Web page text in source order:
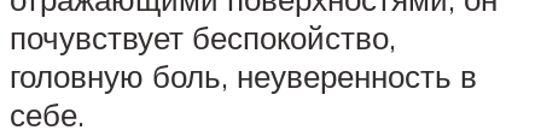
почувствует беспокойство,
головную боль, неуверенность в
себе.